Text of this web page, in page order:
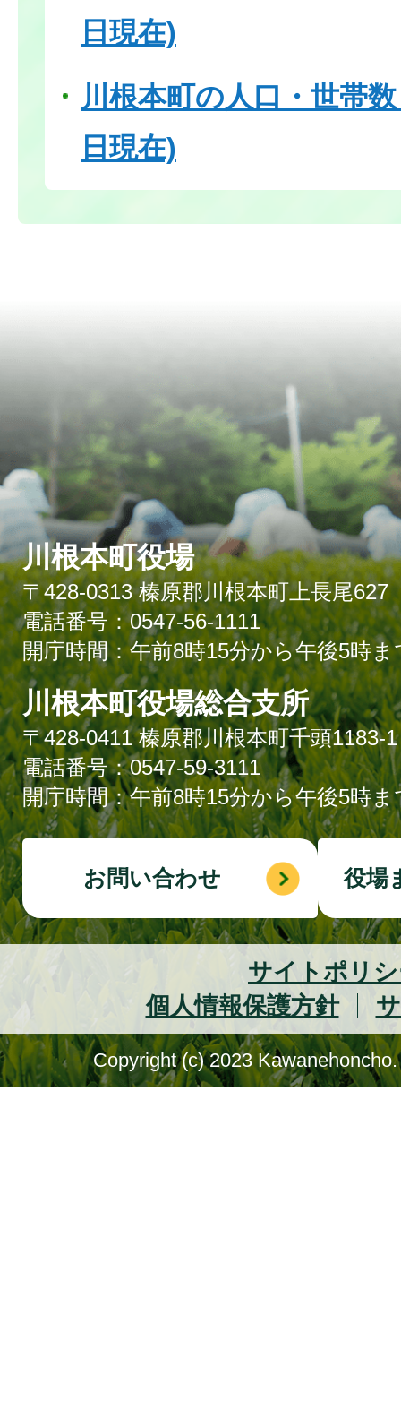
日現在)
川根本町の人口・世帯
日現在)
川根本町役場
〒428-0313 榛原郡川根本町上長尾627
電話番号：0547-56-1111
開庁時間：午前8時15分から午後5時ま
川根本町役場総合支所
〒428-0411 榛原郡川根本町千頭1183-1
電話番号：0547-59-3111
開庁時間：午前8時15分から午後5時ま
お問い合わせ 役場
サイトポリ
個人情報保護方針
Copyright (c) 2023